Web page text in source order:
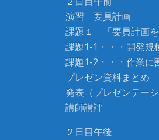
演習 要員計画
課題１ 「要員計画
課題1-1・・・開発規
課題1-2・・・作業に
プレゼン資料まとめ
発表（プレゼンテーシ
講師講評
２日目午後